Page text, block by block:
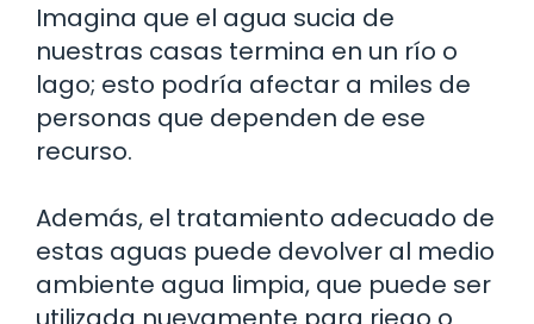
Imagina que el agua sucia de
nuestras casas termina en un río o
lago; esto podría afectar a miles de
personas que dependen de ese
recurso.
Además, el tratamiento adecuado de
estas aguas puede devolver al medio
ambiente agua limpia, que puede ser